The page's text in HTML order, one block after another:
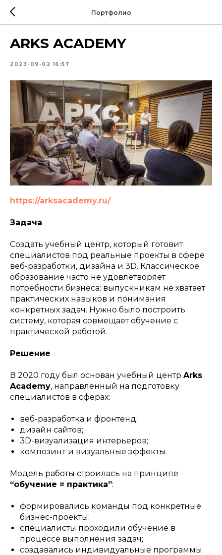
Портфолио
ARKS ACADEMY
2023-09-02 16:57
https://arksacademy.ru/
Задача
Создать учебный центр, который готовит
специалистов под реальные проекты в сфере
веб-разработки, дизайна и 3D. Классическое
образование часто не удовлетворяет
потребности бизнеса: выпускникам не хватает
практических навыков и понимания
конкретных задач. Нужно было построить
систему, которая совмещает обучение с
практической работой.
Решение
В 2020 году был основан учебный центр Arks
Academy, направленный на подготовку
специалистов в сферах:
веб-разработка и фронтенд;
дизайн сайтов;
3D-визуализация интерьеров;
композинг и визуальные эффекты.
Модель работы строилась на принципе
“обучение = практика”:
формировались команды под конкретные
бизнес-проекты;
специалисты проходили обучение в
процессе выполнения задач;
создавались индивидуальные программы